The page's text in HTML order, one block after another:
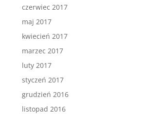
czerwiec 2017
maj 2017
kwiecień 2017
marzec 2017
luty 2017
styczeń 2017
grudzień 2016
listopad 2016